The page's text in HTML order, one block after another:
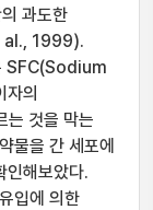
과도한
al., 1999).
SFC(Sodium
의
는 것을 막는
을 간 세포에
인해보았다.
입에 의한